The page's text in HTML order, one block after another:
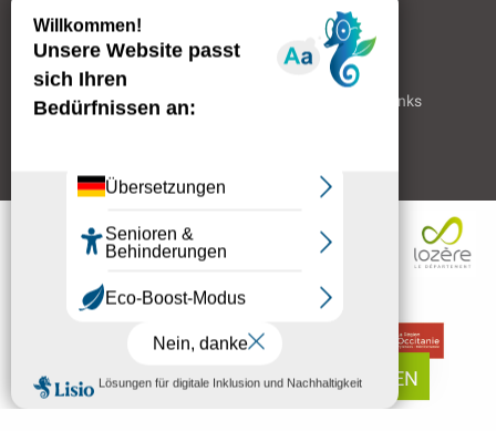
MENÜ
Home page Rechtliche Hinweise Partner & Links
BUCHEN